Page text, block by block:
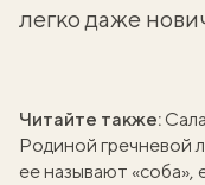
легко даже
Читайте также:
Родиной гречневой
ее называют «соба»,